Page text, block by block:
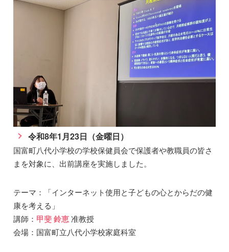
令和8年1月23日（金曜日）
国富町八代小学校の学校保健員会で保護者や教職員の皆さ
まを対象に、出前講座を実施しました。
テーマ：「インターネット使用と子どもの心とからだの健
康を考える」
講師： 甲斐 鈴恵准教授
会場：国富町立八代小学校家庭科室